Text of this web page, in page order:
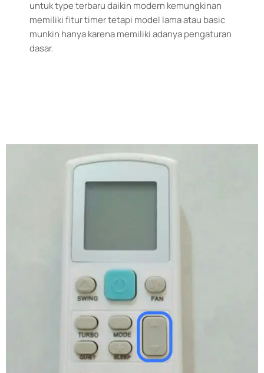
untuk type terbaru daikin modern kemungkinan
memiliki fitur timer tetapi model lama atau basic
munkin hanya karena memiliki adanya pengaturan
dasar.